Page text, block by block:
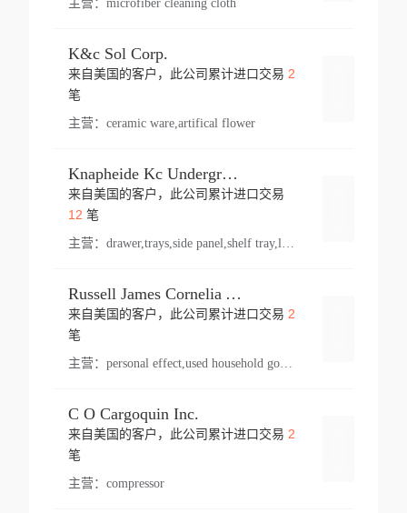
主营： microfiber cleaning cloth
K&c Sol Corp.
来自美国的客户，此公司累计进口交易 2
笔
主营： ceramic ware,artifical flower
Knapheide Kc Underground
来自美国的客户，此公司累计进口交易
12 笔
主营：
Russell James Cornelia Arlington Va
来自美国的客户，此公司累计进口交易 2
笔
主营： personal effect,used household goods
C O Cargoquin Inc.
来自美国的客户，此公司累计进口交易 2
笔
主营： compressor